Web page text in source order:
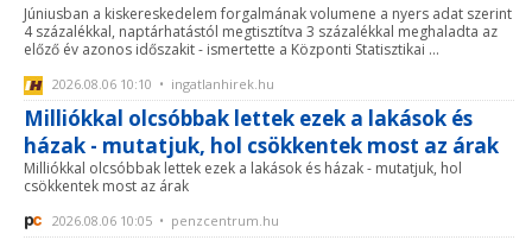
Júniusban a kiskereskedelem forgalmának volumene a nyers adat szerint
4 százalékkal, naptárhatástól megtisztítva 3 százalékkal meghaladta az
előző év azonos időszakit - ismertette a Központi Statisztikai ...
2026.08.06 10:10 • ingatlanhirek.hu
Milliókkal olcsóbbak lettek ezek a lakások és
házak - mutatjuk, hol csökkentek most az árak
Milliókkal olcsóbbak lettek ezek a lakások és házak - mutatjuk, hol
csökkentek most az árak
2026.08.06 10:05 • penzcentrum.hu